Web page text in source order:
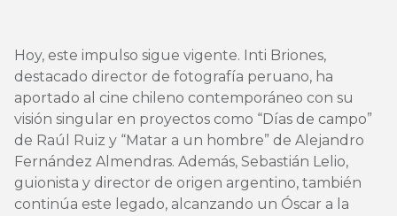
Hoy, este impulso sigue vigente. Inti Briones,
destacado director de fotografía peruano, ha
aportado al cine chileno contemporáneo con su
visión singular en proyectos como “Días de campo”
de Raúl Ruiz y “Matar a un hombre” de Alejandro
Fernández Almendras. Además, Sebastián Lelio,
guionista y director de origen argentino, también
continúa este legado, alcanzando un Óscar a la